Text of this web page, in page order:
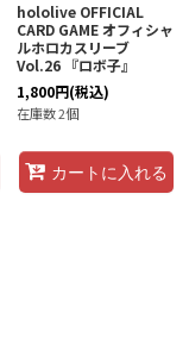
hololive OFFICIAL
CARD GAME オフィシャ
ルホロカスリーブ
Vol.26 『ロボ子』
1,800円(税込)
在庫数 2個
カートに入れる